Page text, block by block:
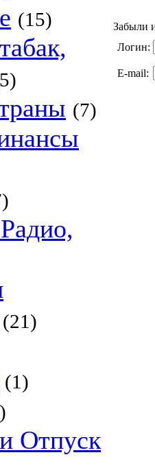
(15)
(7)
(21)
(1)
Отпуск
Забыли
Логин:
E-mail: